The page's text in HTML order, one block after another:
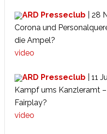
ARD Presseclub | 28
Corona und
die Ampel?
video
ARD Presseclub | 11
Kampf ums Kanzleramt
Fairplay?
video